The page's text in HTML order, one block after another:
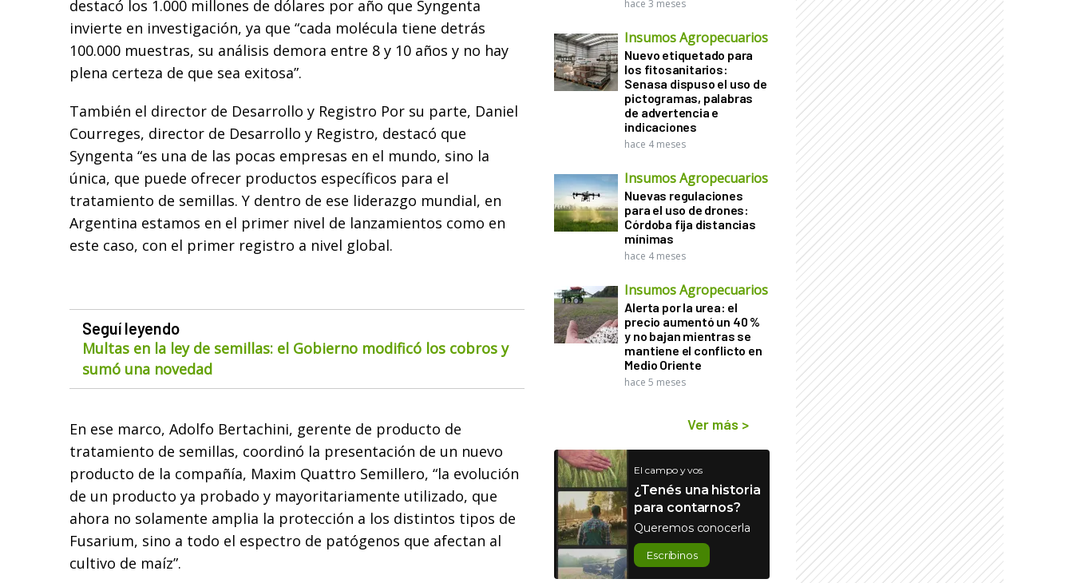
destacó los 1.000 millones de dólares por año que Syngenta
invierte en investigación, ya que “cada molécula tiene detrás
100.000 muestras, su análisis demora entre 8 y 10 años y no hay
plena certeza de que sea exitosa”.
También el director de Desarrollo y Registro Por su parte, Daniel
Courreges, director de Desarrollo y Registro, destacó que
Syngenta “es una de las pocas empresas en el mundo, sino la
única, que puede ofrecer productos específicos para el
tratamiento de semillas. Y dentro de ese liderazgo mundial, en
Argentina estamos en el primer nivel de lanzamientos como en
este caso, con el primer registro a nivel global.
Seguí leyendo
Multas en la ley de semillas: el Gobierno modificó los cobros y
sumó una novedad
En ese marco, Adolfo Bertachini, gerente de producto de
tratamiento de semillas, coordinó la presentación de un nuevo
producto de la compañía, Maxim Quattro Semillero, “la evolución
de un producto ya probado y mayoritariamente utilizado, que
ahora no solamente amplia la protección a los distintos tipos de
Fusarium, sino a todo el espectro de patógenos que afectan al
cultivo de maíz”.
hace 3 meses
Insumos Agropecuarios
Nuevo etiquetado para
los fitosanitarios:
Senasa dispuso el uso de
pictogramas, palabras
de advertencia e
indicaciones
hace 4 meses
Insumos Agropecuarios
Nuevas regulaciones
para el uso de drones:
Córdoba fija distancias
mínimas
hace 4 meses
Insumos Agropecuarios
Alerta por la urea: el
precio aumentó un 40 %
y no bajan mientras se
mantiene el conflicto en
Medio Oriente
hace 5 meses
Ver más >
El campo y vos
¿Tenés una historia
para contarnos?
Queremos conocerla
Escribinos